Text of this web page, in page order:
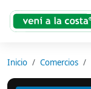
Inicio Comercios